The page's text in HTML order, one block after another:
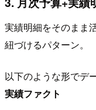
実績明細をそのまま
紐づけるパターン。
以下のような形でデ
実績ファクト